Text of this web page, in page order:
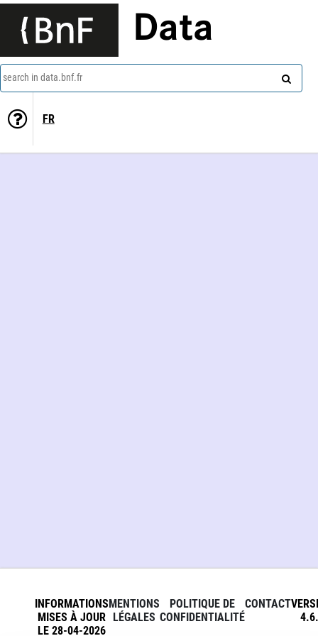
Data
search in data.bnf.fr
FR
INFORMATIONS
MISES À JOUR
LE 28-04-2026
MENTIONS
LÉGALES
POLITIQUE DE
CONFIDENTIALITÉ
CONTACT